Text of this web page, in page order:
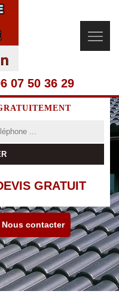
07 50 36 29
GRATUIT
Nous contacter